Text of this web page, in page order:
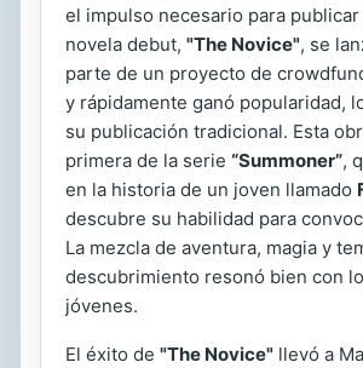
el impulso necesario para publicar
novela debut, "The Novice", se
parte de un proyecto de
y rápidamente ganó popularidad,
su publicación tradicional. Esta
primera de la serie “Summoner”,
en la historia de un joven llamado
descubre su habilidad para
La mezcla de aventura, magia y
descubrimiento resonó bien con
jóvenes.
El éxito de "The Novice" llevó a